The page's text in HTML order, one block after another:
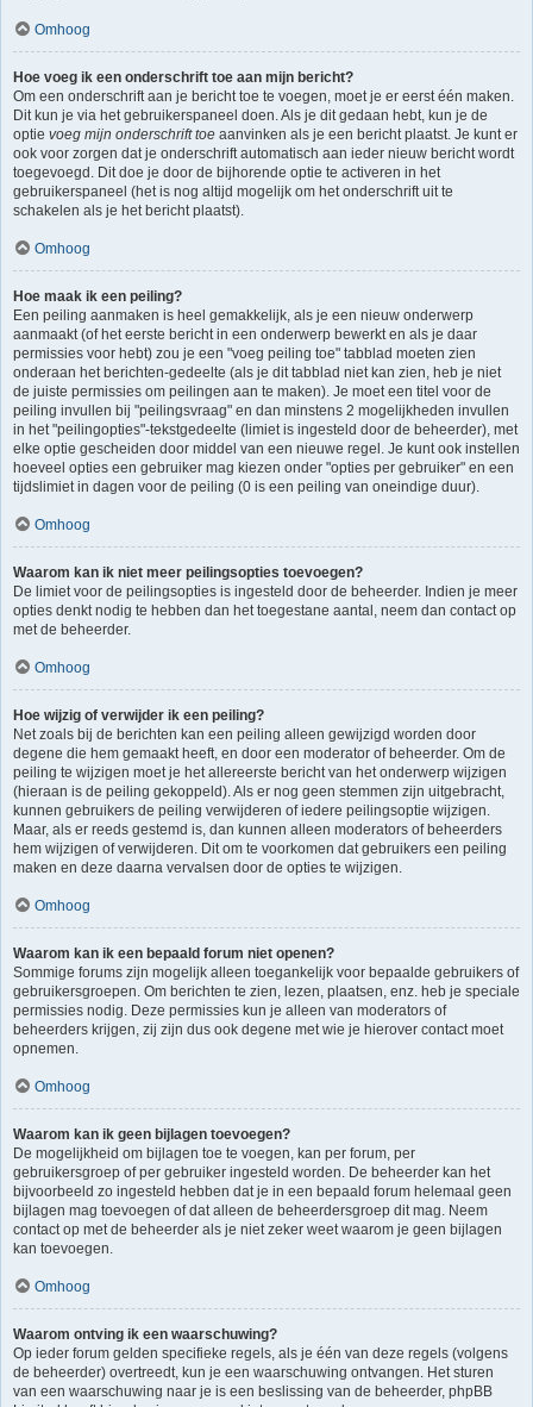
Omhoog
Hoe voeg ik een onderschrift toe aan mijn bericht?
Om een onderschrift aan je bericht toe te voegen, moet je er eerst één maken.
Dit kun je via het gebruikerspaneel doen. Als je dit gedaan hebt, kun je de
optie voeg mijn onderschrift toe aanvinken als je een bericht plaatst. Je kunt er
ook voor zorgen dat je onderschrift automatisch aan ieder nieuw bericht wordt
toegevoegd. Dit doe je door de bijhorende optie te activeren in het
gebruikerspaneel (het is nog altijd mogelijk om het onderschrift uit te
schakelen als je het bericht plaatst).
Omhoog
Hoe maak ik een peiling?
Een peiling aanmaken is heel gemakkelijk, als je een nieuw onderwerp
aanmaakt (of het eerste bericht in een onderwerp bewerkt en als je daar
permissies voor hebt) zou je een "voeg peiling toe" tabblad moeten zien
onderaan het berichten-gedeelte (als je dit tabblad niet kan zien, heb je niet
de juiste permissies om peilingen aan te maken). Je moet een titel voor de
peiling invullen bij "peilingsvraag" en dan minstens 2 mogelijkheden invullen
in het "peilingopties"-tekstgedeelte (limiet is ingesteld door de beheerder), met
elke optie gescheiden door middel van een nieuwe regel. Je kunt ook instellen
hoeveel opties een gebruiker mag kiezen onder "opties per gebruiker" en een
tijdslimiet in dagen voor de peiling (0 is een peiling van oneindige duur).
Omhoog
Waarom kan ik niet meer peilingsopties toevoegen?
De limiet voor de peilingsopties is ingesteld door de beheerder. Indien je meer
opties denkt nodig te hebben dan het toegestane aantal, neem dan contact op
met de beheerder.
Omhoog
Hoe wijzig of verwijder ik een peiling?
Net zoals bij de berichten kan een peiling alleen gewijzigd worden door
degene die hem gemaakt heeft, en door een moderator of beheerder. Om de
peiling te wijzigen moet je het allereerste bericht van het onderwerp wijzigen
(hieraan is de peiling gekoppeld). Als er nog geen stemmen zijn uitgebracht,
kunnen gebruikers de peiling verwijderen of iedere peilingsoptie wijzigen.
Maar, als er reeds gestemd is, dan kunnen alleen moderators of beheerders
hem wijzigen of verwijderen. Dit om te voorkomen dat gebruikers een peiling
maken en deze daarna vervalsen door de opties te wijzigen.
Omhoog
Waarom kan ik een bepaald forum niet openen?
Sommige forums zijn mogelijk alleen toegankelijk voor bepaalde gebruikers of
gebruikersgroepen. Om berichten te zien, lezen, plaatsen, enz. heb je speciale
permissies nodig. Deze permissies kun je alleen van moderators of
beheerders krijgen, zij zijn dus ook degene met wie je hierover contact moet
opnemen.
Omhoog
Waarom kan ik geen bijlagen toevoegen?
De mogelijkheid om bijlagen toe te voegen, kan per forum, per
gebruikersgroep of per gebruiker ingesteld worden. De beheerder kan het
bijvoorbeeld zo ingesteld hebben dat je in een bepaald forum helemaal geen
bijlagen mag toevoegen of dat alleen de beheerdersgroep dit mag. Neem
contact op met de beheerder als je niet zeker weet waarom je geen bijlagen
kan toevoegen.
Omhoog
Waarom ontving ik een waarschuwing?
Op ieder forum gelden specifieke regels, als je één van deze regels (volgens
de beheerder) overtreedt, kun je een waarschuwing ontvangen. Het sturen
van een waarschuwing naar je is een beslissing van de beheerder, phpBB